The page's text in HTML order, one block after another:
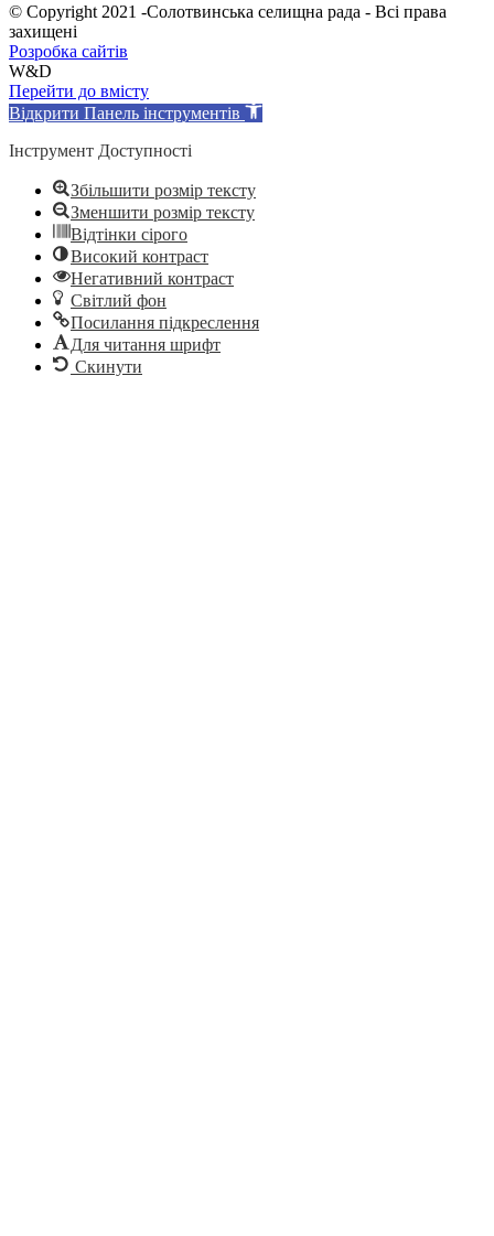
© Copyright 2021 -Солотвинська селищна рада - Всі права
захищені
Розробка сайтів
W&D
Перейти до вмісту
Відкрити Панель інструментів
Інструмент Доступності
Збільшити розмір тексту
Зменшити розмір тексту
Відтінки сірого
Високий контраст
Негативний контраст
Світлий фон
Посилання підкреслення
Для читання шрифт
Скинути